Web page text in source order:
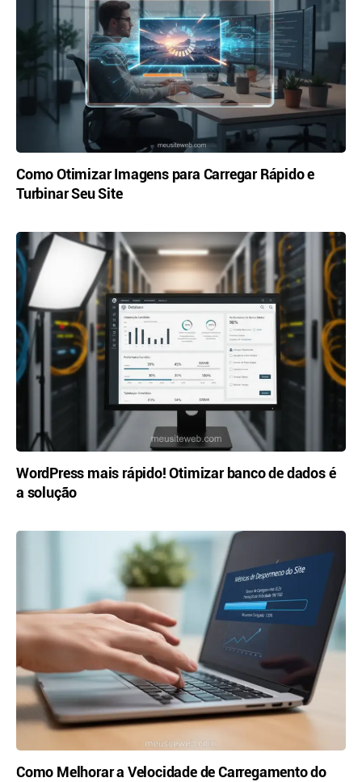
Como Otimizar Imagens para Carregar Rápido e
Turbinar Seu Site
WordPress mais rápido! Otimizar banco de dados é
a solução
Como Melhorar a Velocidade de Carregamento do